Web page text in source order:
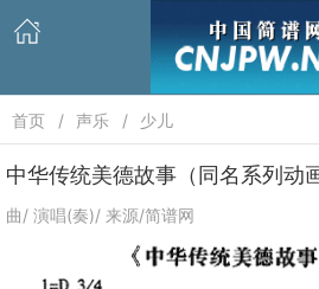
首页 声乐 少儿
中华传统美德故事（同名系列动
曲/ 演唱(奏)/ 来源/简谱网